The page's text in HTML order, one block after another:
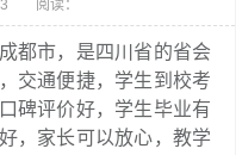
阅读：
都市，是四川省的省会
交通便捷，学生到校考
碑评价好，学生毕业有
，家长可以放心，教学